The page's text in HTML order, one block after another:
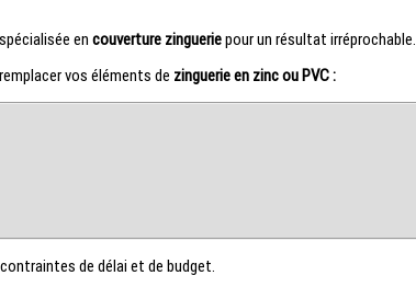
en couverture zingueriepour un résultat irréprochable.
vos éléments de zinguerie en zinc ou PVC :
de délai et de budget.